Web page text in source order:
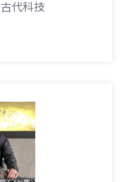
古代科技